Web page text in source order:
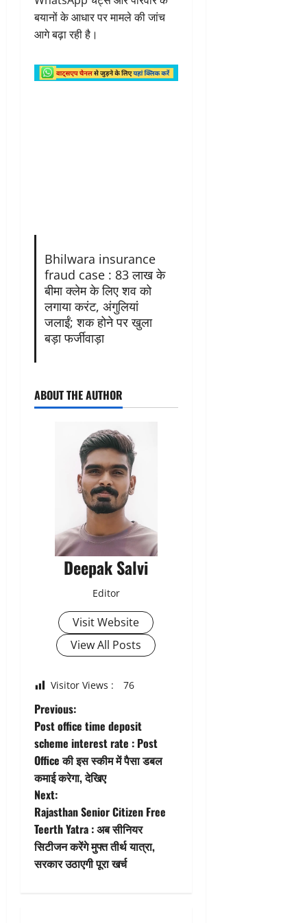
बयानों के आधार पर मामले की जांच
आगे बढ़ा रही है।
Bhilwara insurance
fraud case : 83 लाख के
बीमा क्लेम के लिए शव को
लगाया करंट, अंगुलियां
जलाईं; शक होने पर खुला
बड़ा फर्जीवाड़ा
ABOUT THE AUTHOR
Deepak Salvi
Editor
Visit Website
View All Posts
Visitor Views : 76
P
o
s
t
n
a
i
Previous:
Post office time deposit
scheme interest rate : Post
Office की इस स्कीम में पैसा डबल
कमाई करेगा, देखिए
Next:
Rajasthan Senior Citizen Free
Teerth Yatra : अब सीनियर
सिटीजन करेंगे मुफ्त तीर्थ यात्रा,
सरकार उठाएगी पूरा खर्च